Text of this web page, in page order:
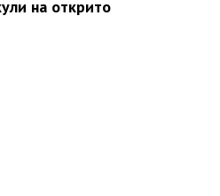
на открито